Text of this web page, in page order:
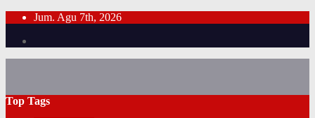
Skip
content
Jum. Agu 7th, 2026
Top Tags